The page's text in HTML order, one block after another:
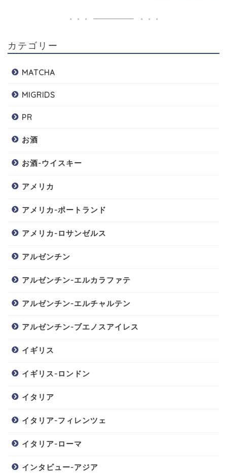
カテゴリー
MATCHA
MIGRIDS
PR
お酒
お酒-ウイスキー
アメリカ
アメリカ-ポートランド
アメリカ-ロサンゼルス
アルゼンチン
アルゼンチン-エルカラファテ
アルゼンチン-エルチャルテン
アルゼンチン-ブエノスアイレス
イギリス
イギリス-ロンドン
イタリア
イタリア-フィレンツェ
イタリア-ローマ
インタビュー-アジア